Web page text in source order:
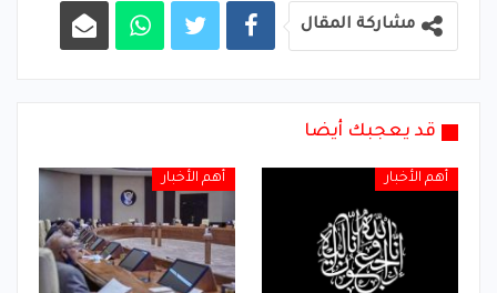
مشاركة المقال
قد يعجبك أيضا
أهم الأخبار أهم الأخبار